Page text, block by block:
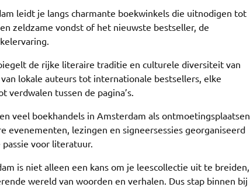
leidt je langs charmante boekwinkels die uitnodigen tot
zeldzame vondst of het nieuwste bestseller, de
de rijke literaire traditie en culturele diversiteit van
lokale auteurs tot internationale bestsellers, elke
tussen de pagina’s.
veel boekhandels in Amsterdam als ontmoetingsplaatsen
evenementen, lezingen en signeersessies georganiseerd
voor literatuur.
is niet alleen een kans om je leescollectie uit te breiden,
wereld van woorden en verhalen. Dus stap binnen bij